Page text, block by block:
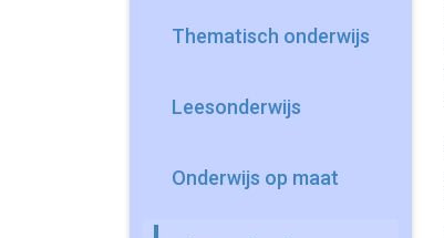
Thematisch onderwijs
Leesonderwijs
Onderwijs op maat